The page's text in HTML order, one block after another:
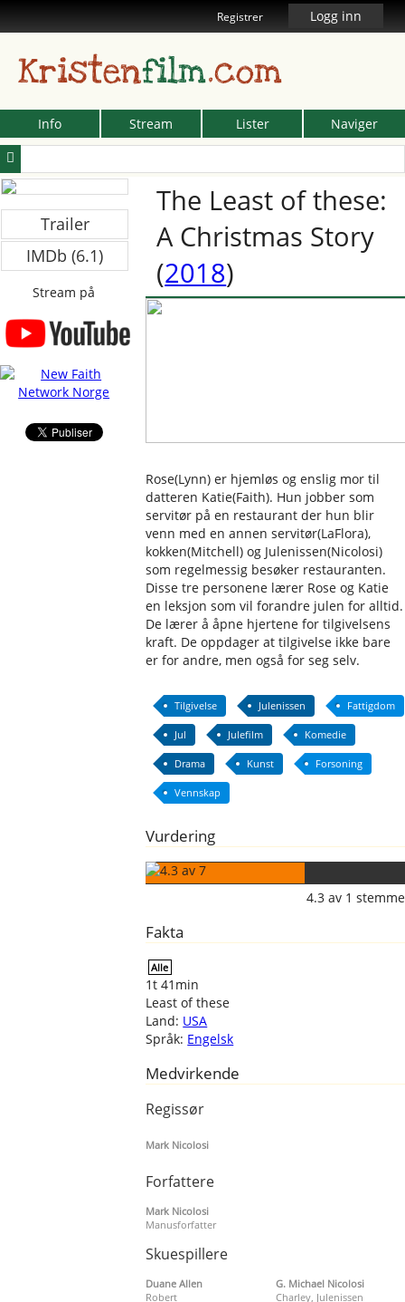
Registrer Logg inn
Kristenfilm.com
Info Stream Lister Naviger
Trailer
IMDb (6.1)
Stream på
The Least of these:
A Christmas Story
(2018)
Rose(Lynn) er hjemløs og enslig mor til
datteren Katie(Faith). Hun jobber som
servitør på en restaurant der hun blir
venn med en annen servitør(LaFlora),
kokken(Mitchell) og Julenissen(Nicolosi)
som regelmessig besøker restauranten.
Disse tre personene lærer Rose og Katie
en leksjon som vil forandre julen for alltid.
De lærer å åpne hjertene for tilgivelsens
kraft. De oppdager at tilgivelse ikke bare
er for andre, men også for seg selv.
Tilgivelse Julenissen Fattigdom
Jul Julefilm Komedie
Drama Kunst Forsoning
Vennskap
Vurdering
4.3av 1 stemme
Fakta
Alle
1t 41min
Least of these
Land: USA
Språk: Engelsk
Medvirkende
Regissør
Mark Nicolosi
Forfattere
Mark Nicolosi
Manusforfatter
Skuespillere
Duane Allen
Robert
G. Michael Nicolosi
Charley, Julenissen